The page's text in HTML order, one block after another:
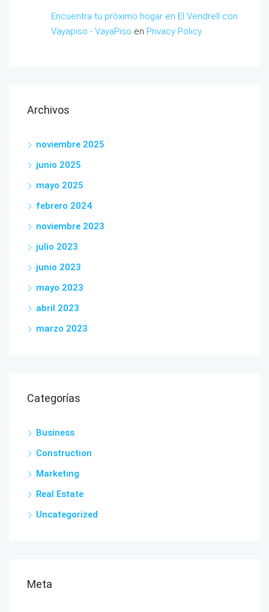
Encuentra tu próximo hogar en El Vendrell con
Vayapiso - VayaPiso en Privacy Policy
Archivos
noviembre 2025
junio 2025
mayo 2025
febrero 2024
noviembre 2023
julio 2023
junio 2023
mayo 2023
abril 2023
marzo 2023
Categorías
Business
Construction
Marketing
Real Estate
Uncategorized
Meta